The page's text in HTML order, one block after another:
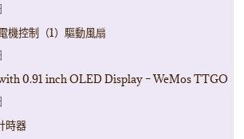
機控制（1）驅動風扇
0.91 inch OLED Display – WeMos TTGO
時器